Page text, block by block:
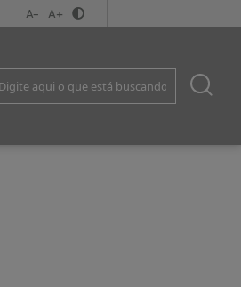
A- A+